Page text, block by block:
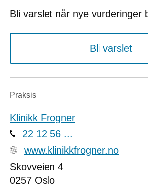
Bli varslet når nye vurderinger
Bli varslet
Praksis
Klinikk Frogner
22 12 56 ...
www.klinikkfrogner.no
Skovveien 4
0257 Oslo